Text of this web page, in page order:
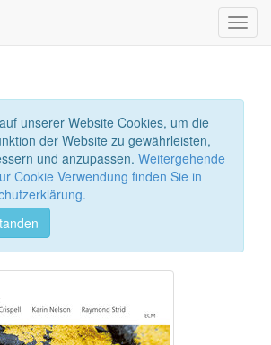
unserer Website Cookies, um die
der Website zu gewährleisten,
und anzupassen. Weitergehende
Cookie Verwendung finden Sie in